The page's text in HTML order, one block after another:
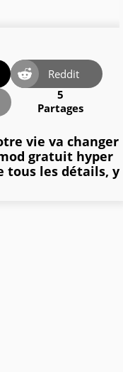
Reddit
5
Partages
vie va changer
gratuit hyper
tous les détails, y